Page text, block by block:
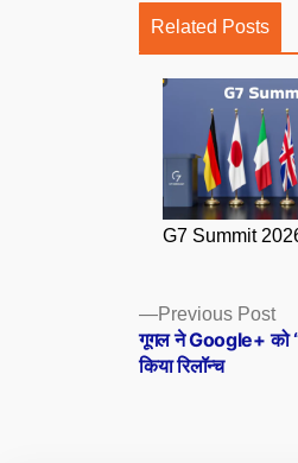
Related Posts
G7 Summit
Posts
navigation
Previous Post
गूगल ने Google+ को
किया रिलॉन्च